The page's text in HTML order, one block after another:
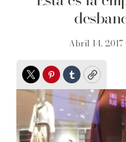
Abril 14, 2017 •
TwitterPinterest
TumblrCopy